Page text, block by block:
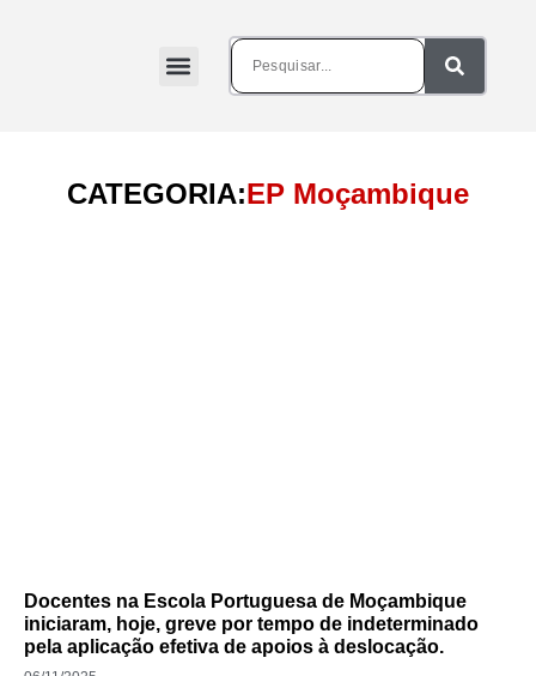
CATEGORIA:EP Moçambique
Docentes na Escola Portuguesa de Moçambique
iniciaram, hoje, greve por tempo de indeterminado
pela aplicação efetiva de apoios à deslocação.